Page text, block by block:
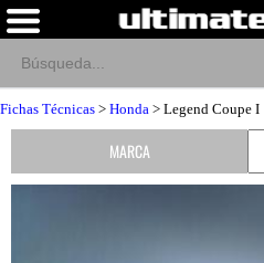
Fichas Técnicas > Honda > Legend Coupe I
MARCA